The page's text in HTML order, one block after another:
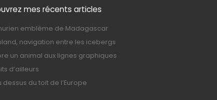
mes récents articles
emblème de Madagascar
navigation entre les icebergs
un animal aux lignes graphiques
d’ailleurs
dessus du toit de l’Europe